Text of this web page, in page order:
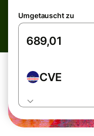
Umgetauscht zu
CVE